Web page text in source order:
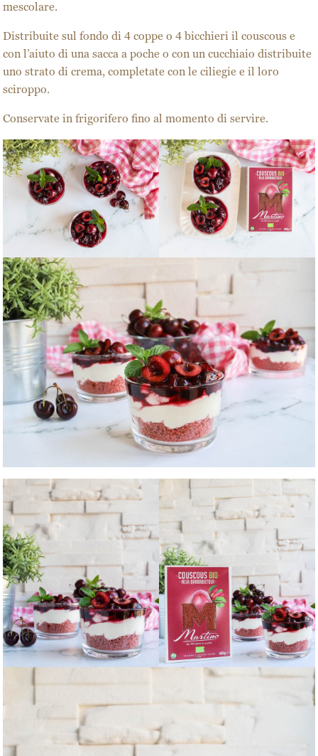
mescolare.
Distribuite sul fondo di 4 coppe o 4 bicchieri il couscous e
con l’aiuto di una sacca a poche o con un cucchiaio distribuite
uno strato di crema, completate con le ciliegie e il loro
sciroppo.
Conservate in frigorifero fino al momento di servire.